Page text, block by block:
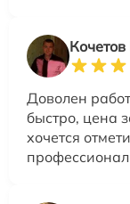
Доволен
быстро, цена
хочется